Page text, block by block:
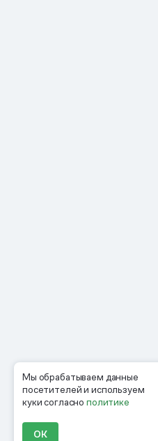
Мы обрабатываем данные
посетителей и используем
куки согласнополитике
ОК